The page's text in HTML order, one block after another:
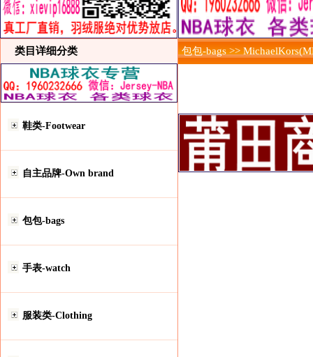
类目详细分类
鞋类-Footwear
自主品牌-Own brand
包包-bags
手表-watch
服装类-Clothing
包包-bags >>